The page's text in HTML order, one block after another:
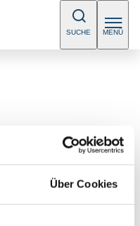
Über Cookies
SUCHE MENÜ